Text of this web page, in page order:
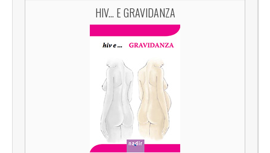
HIV... E GRAVIDANZA